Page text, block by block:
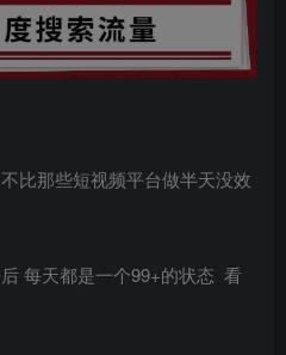
比那些短视频平台做半天没效
每天都是一个99+的状态 看